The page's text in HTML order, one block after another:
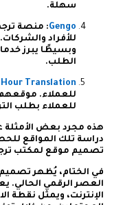
سهلة.
Gengo: منصة
للأفراد
وبسيطًا يبرز
الطلب.
Hour Translation
للعملاء.
للعملاء بطلب
هذه مجرد بعض الأمثلة
دراسة تلك المواقع
تصميم موقع لمكتب
في الختام، يُظهر
العصر الرقمي الحالي.
الإنترنت، ويمثل نقطة